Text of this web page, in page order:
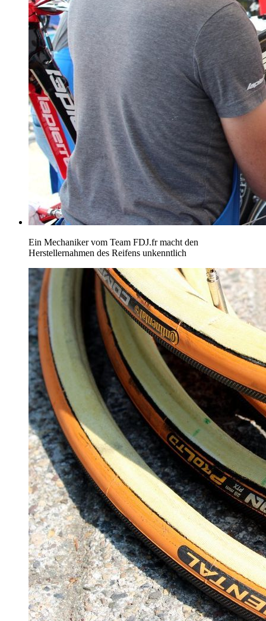
Ein Mechaniker vom Team FDJ.fr macht den
Herstellernahmen des Reifens unkenntlich